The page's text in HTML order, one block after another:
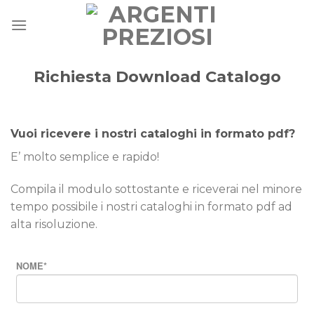
Richiesta Download Catalogo
Vuoi ricevere i nostri cataloghi in formato pdf?
E’ molto semplice e rapido!
Compila il modulo sottostante e riceverai nel minore
tempo possibile i nostri cataloghi in formato pdf ad
alta risoluzione.
NOME*